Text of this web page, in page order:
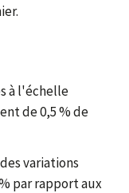
à l'échelle
de 0,5 % de
variations
par rapport aux